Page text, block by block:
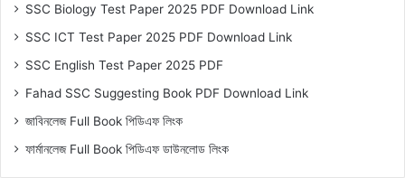
SSC Biology Test Paper 2025 PDF Download Link
SSC ICT Test Paper 2025 PDF Download Link
SSC English Test Paper 2025 PDF
Fahad SSC Suggesting Book PDF Download Link
জাবিনলেজ Full Book পিডিএফ লিংক
ফার্মানলেজ Full Book পিডিএফ ডাউনলোড লিংক